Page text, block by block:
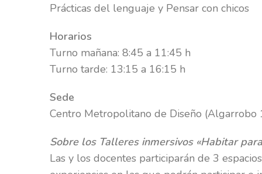
Prácticas del lenguaje y Pensar con chicos
Horarios
Turno mañana: 8:45 a 11:45 h
Turno tarde: 13:15 a 16:15 h
Sede
Centro Metropolitano de Diseño (Algarrobo
Sobre los Talleres inmersivos «Habitar
Las y los docentes participarán de 3